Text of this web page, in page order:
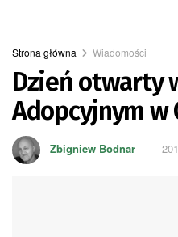
Strona główna Wiadomości
Dzień otwarty
Adopcyjnym w
Zbigniew Bodnar